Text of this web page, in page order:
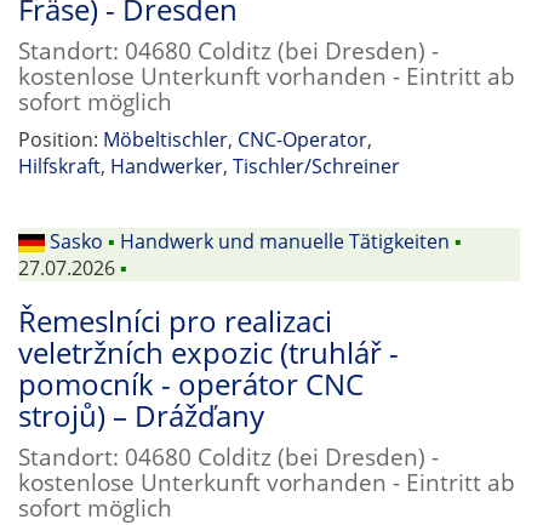
Fräse) - Dresden
Standort: 04680 Colditz (bei Dresden) -
kostenlose Unterkunft vorhanden - Eintritt ab
sofort möglich
Position: Möbeltischler, CNC-Operator,
Hilfskraft, Handwerker, Tischler/Schreiner
Sasko ▪ Handwerk und manuelle Tätigkeiten ▪
27.07.2026▪
Řemeslníci pro realizaci
veletržních expozic (truhlář -
pomocník - operátor CNC
strojů) – Drážďany
Standort: 04680 Colditz (bei Dresden) -
kostenlose Unterkunft vorhanden - Eintritt ab
sofort möglich